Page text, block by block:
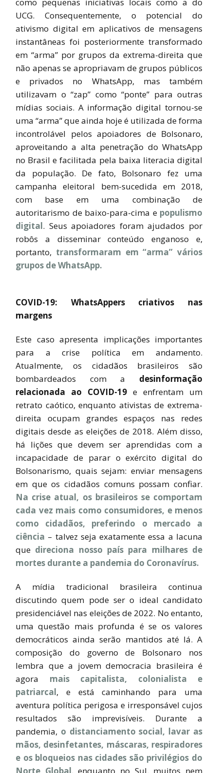
como pequenas iniciativas locais como a do
UCG. Consequentemente, o potencial do
ativismo digital em aplicativos de mensagens
instantâneas foi posteriormente transformado
em “arma” por grupos da extrema-direita que
não apenas se apropriavam de grupos públicos
e privados no WhatsApp, mas também
utilizavam o “zap” como “ponte” para outras
mídias sociais. A informação digital tornou-se
uma “arma” que ainda hoje é utilizada de forma
incontrolável pelos apoiadores de Bolsonaro,
aproveitando a alta penetração do WhatsApp
no ​​Brasil e facilitada pela baixa literacia digital
da população. De fato, Bolsonaro fez uma
campanha eleitoral bem-sucedida em 2018,
com base em uma combinação de
autoritarismo de baixo-para-cima e populismo
digital. Seus apoiadores foram ajudados por
robôs a disseminar conteúdo enganoso e,
portanto, transformaram em “arma” vários
grupos de WhatsApp.
COVID-19: WhatsAppers criativos nas
margens
Este caso apresenta implicações importantes
para a crise política em andamento.
Atualmente, os cidadãos brasileiros são
bombardeados com a desinformação
relacionada ao COVID-19 e enfrentam um
retrato caótico, enquanto ativistas de extrema-
direita ocupam grandes espaços nas redes
digitais desde as eleições de 2018. Além disso,
há lições que devem ser aprendidas com a
incapacidade de parar o exército digital do
Bolsonarismo, quais sejam: enviar mensagens
em que os cidadãos comuns possam confiar.
Na crise atual, os brasileiros se comportam
cada vez mais como consumidores, e menos
como cidadãos, preferindo o mercado a
ciência – talvez seja exatamente essa a lacuna
que direciona nosso país para milhares de
mortes durante a pandemia do Coronavírus.
A mídia tradicional brasileira continua
discutindo quem pode ser o ideal candidato
presidenciável nas eleições de 2022. No entanto,
uma questão mais profunda é se os valores
democráticos ainda serão mantidos até lá. A
composição do governo de Bolsonaro nos
lembra que a jovem democracia brasileira é
agora mais capitalista, colonialista e
patriarcal, e está caminhando para uma
aventura política perigosa e irresponsável cujos
resultados são imprevisíveis. Durante a
pandemia, o distanciamento social, lavar as
mãos, desinfetantes, máscaras, respiradores
e os bloqueios nas cidades são privilégios do